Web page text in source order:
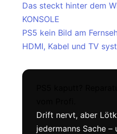
Das steckt hinter dem
KONSOLE
PS5 kein Bild am
HDMI, Kabel und TV
Drift nervt, aber
jedermanns Sache